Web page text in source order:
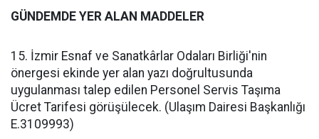
GÜNDEMDE YER ALAN MADDELER
15. İzmir Esnaf ve Sanatkârlar Odaları Birliği'nin
önergesi ekinde yer alan yazı doğrultusunda
uygulanması talep edilen Personel Servis Taşıma
Ücret Tarifesi görüşülecek. (Ulaşım Dairesi Başkanlığı
E.3109993)